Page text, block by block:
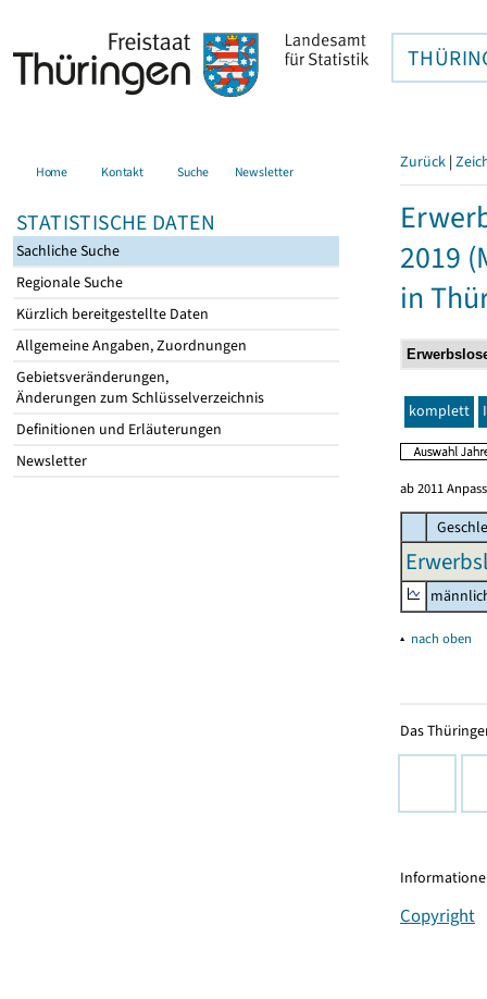
Home Kontakt Suche Newsletter
STATISTISCHE DATEN
Sachliche Suche
Regionale Suche
Kürzlich bereitgestellte Daten
Allgemeine Angaben, Zuordnungen
Gebietsveränderungen,
Änderungen zum Schlüsselverzeichnis
Definitionen und Erläuterungen
Newsletter
Zurück |
2019
in
komplett
ab 2011
▴ nach oben
Das
Copyright